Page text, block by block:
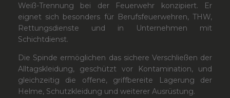
Weiß-Trennung bei der Feuerwehr konzipiert. Er
eignet sich besonders für Berufsfeuerwehren, THW,
Rettungsdienste und in Unternehmen mit
Schichtdienst.
Die Spinde ermöglichen das sichere Verschließen der
Alltagskleidung, geschützt vor Kontamination, und
gleichzeitig die offene, griffbereite Lagerung der
Helme, Schutzkleidung und weiterer Ausrüstung.